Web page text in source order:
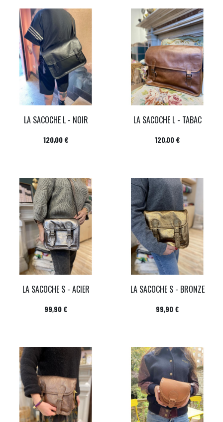
LA SACOCHE L - NOIR
Prix
120,00 €
LA SACOCHE L - TABAC
Prix
120,00 €
LA SACOCHE S - ACIER
Prix
99,90 €
LA SACOCHE S - BRONZE
Prix
99,90 €